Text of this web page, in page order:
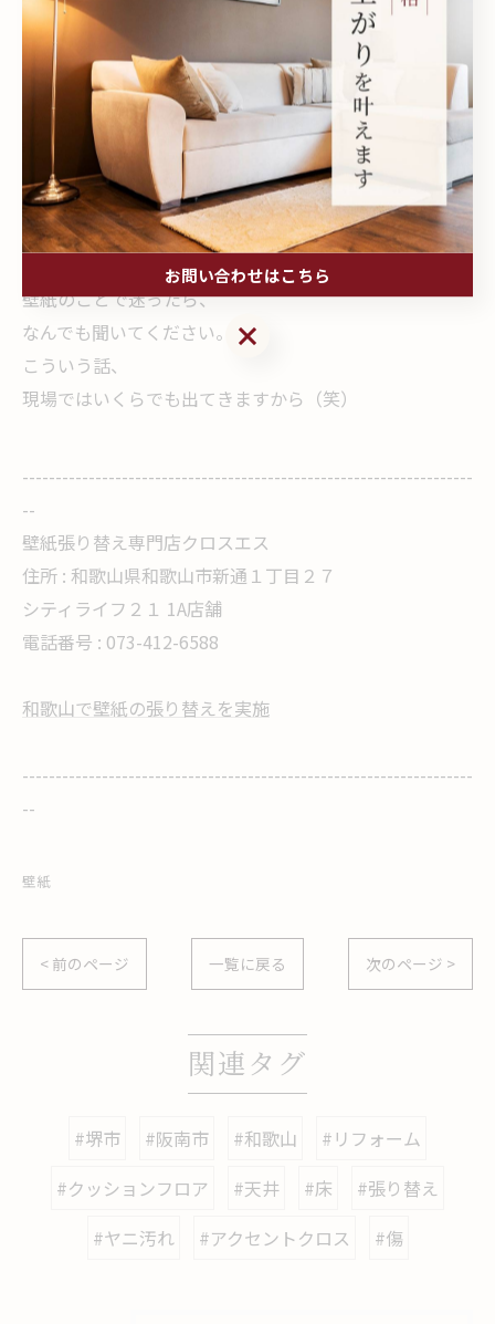
住まいの文化そのものなんやなと感じます。
クロスエスでは、
「とりあえず白で」ではなく、
「この家には、これが合うな」
そんな提案を大切にしています。
壁紙のことで迷ったら、
なんでも聞いてください。
こういう話、
現場ではいくらでも出てきますから（笑）
--------------------------------------------------------------------
--
壁紙張り替え専門店クロスエス
住所 : 和歌山県和歌山市新通１丁目２７
シティライフ２１ 1A店舗
電話番号 : 073-412-6588
和歌山で壁紙の張り替えを実施
--------------------------------------------------------------------
--
壁紙
< 前のページ 一覧に戻る 次のページ >
関連タグ
#堺市 #阪南市 #和歌山
#リフォーム
#クッションフロア
#天井 #床
#張り替え
#ヤニ汚れ
#アクセントクロス #傷
お問い合わせはこちら
お問い合わせはこちら